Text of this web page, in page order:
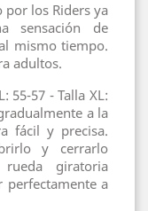
por los Riders ya
sensación de
mismo tiempo.
adultos.
55-57 - Talla XL:
a la
fácil y precisa.
y cerrarlo
giratoria
perfectamente a